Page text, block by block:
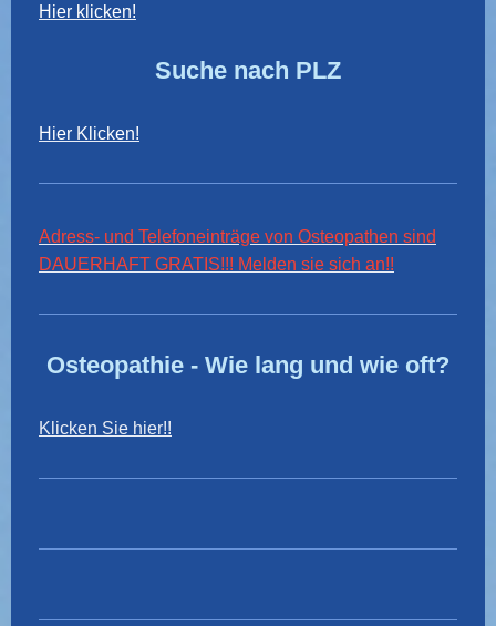
Hier klicken!
Suche nach PLZ
Hier Klicken!
Adress- und Telefoneinträge von Osteopathen sind
DAUERHAFT GRATIS!!! Melden sie sich an!!
Osteopathie - Wie lang und wie oft?
Klicken Sie hier!!